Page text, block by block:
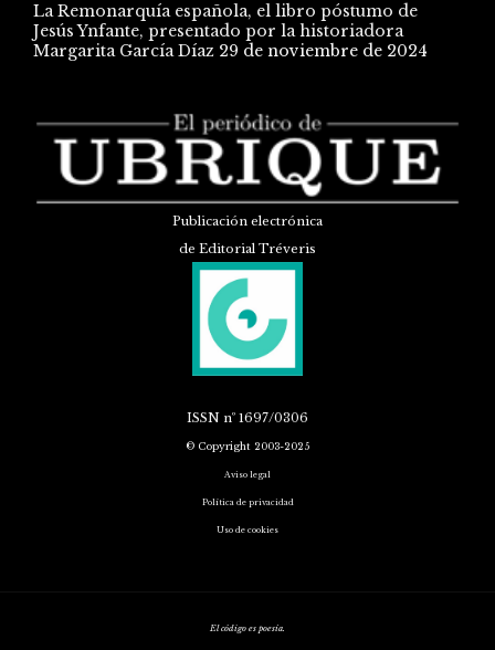
La Remonarquía española, el libro póstumo de
Jesús Ynfante, presentado por la historiadora
Margarita García Díaz 29 de noviembre de 2024
Publicación electrónica
de Editorial Tréveris
ISSN nº 1697/0306
© Copyright 2003-2025
Aviso legal
Política de privacidad
Uso de cookies
El código es poesía.